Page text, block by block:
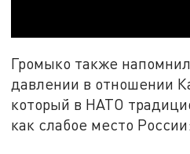
Громыко также
давлении в отношении
который в НАТО
как слабое место